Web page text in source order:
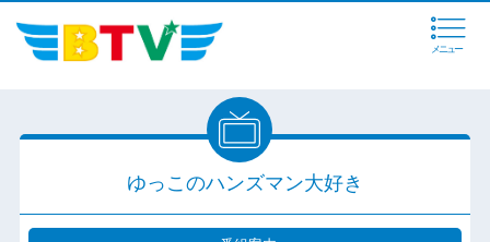
メニュー
ゆっこのハンズマン大好き